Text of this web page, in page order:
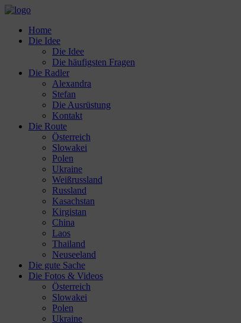
Home
Die Idee
Die Idee
Die häufigsten Fragen
Die Radler
Alexandra
Stefan
Die Ausrüstung
Kontakt
Die Route
Österreich
Slowakei
Polen
Ukraine
Weißrussland
Russland
Kasachstan
Kirgistan
China
Laos
Thailand
Neuseeland
Die gute Sache
Die Fotos & Videos
Österreich
Slowakei
Polen
Ukraine